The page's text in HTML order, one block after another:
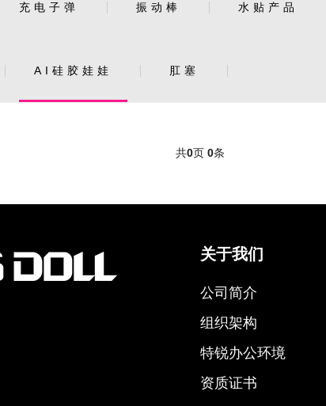
充电子弹 振动棒 水贴产品
AI硅胶娃娃 肛塞
共0页 0条
关于我们
公司简介
组织架构
特锐办公环境
资质证书